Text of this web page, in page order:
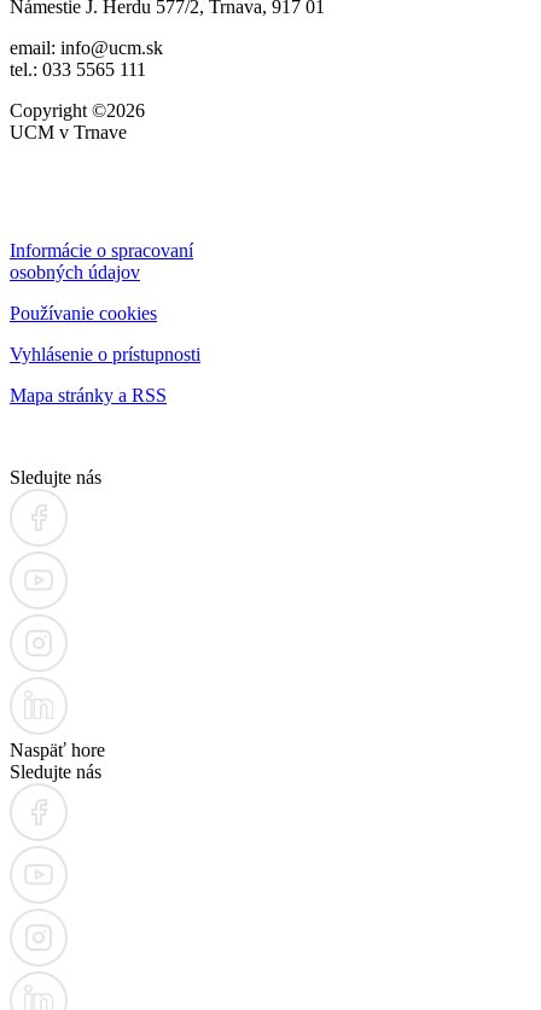
Námestie J. Herdu 577/2, Trnava, 917 01
email: info@ucm.sk
tel.: 033 5565 111
Copyright ©2026
UCM v Trnave
Informácie o spracovaní
osobných údajov
Používanie cookies
Vyhlásenie o prístupnosti
Mapa stránky a RSS
Sledujte nás
Naspäť hore
Sledujte nás